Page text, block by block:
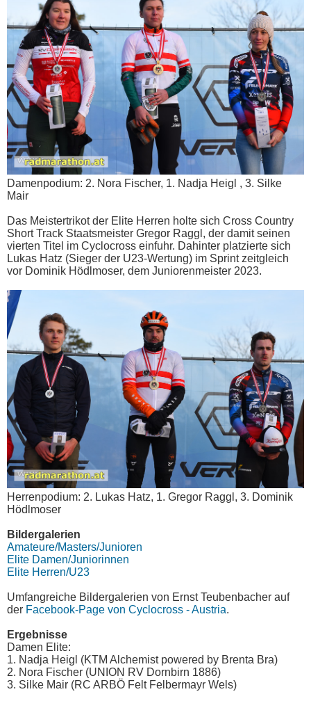
Damenpodium: 2. Nora Fischer, 1. Nadja Heigl , 3. Silke
Mair
Das Meistertrikot der Elite Herren holte sich Cross Country
Short Track Staatsmeister Gregor Raggl, der damit seinen
vierten Titel im Cyclocross einfuhr. Dahinter platzierte sich
Lukas Hatz (Sieger der U23-Wertung) im Sprint zeitgleich
vor Dominik Hödlmoser, dem Juniorenmeister 2023.
Herrenpodium: 2. Lukas Hatz, 1. Gregor Raggl, 3. Dominik
Hödlmoser
Bildergalerien
Amateure/Masters/Junioren
Elite Damen/Juniorinnen
Elite Herren/U23
Umfangreiche Bildergalerien von Ernst Teubenbacher auf
der Facebook-Page von Cyclocross - Austria.
Ergebnisse
Damen Elite:
1. Nadja Heigl (KTM Alchemist powered by Brenta Bra)
2. Nora Fischer (UNION RV Dornbirn 1886)
3. Silke Mair (RC ARBÖ Felt Felbermayr Wels)